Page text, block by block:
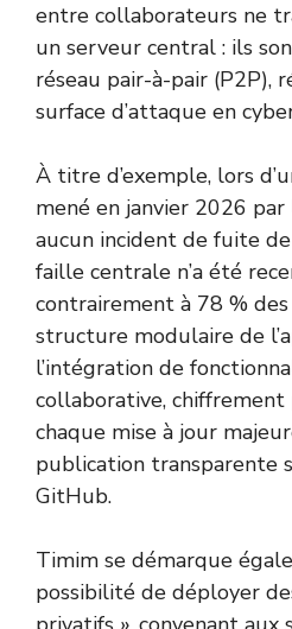
entre collaborateurs ne
un serveur central : ils
réseau pair-à-pair (P2P),
surface d’attaque en
À titre d’exemple, lors
mené en janvier 2026 par
aucun incident de fuite de
faille centrale n’a été
contrairement à 78 % des
structure modulaire de
l’intégration de
collaborative,
chaque mise à jour
publication transparente
GitHub.
Timim se démarque
possibilité de déployer